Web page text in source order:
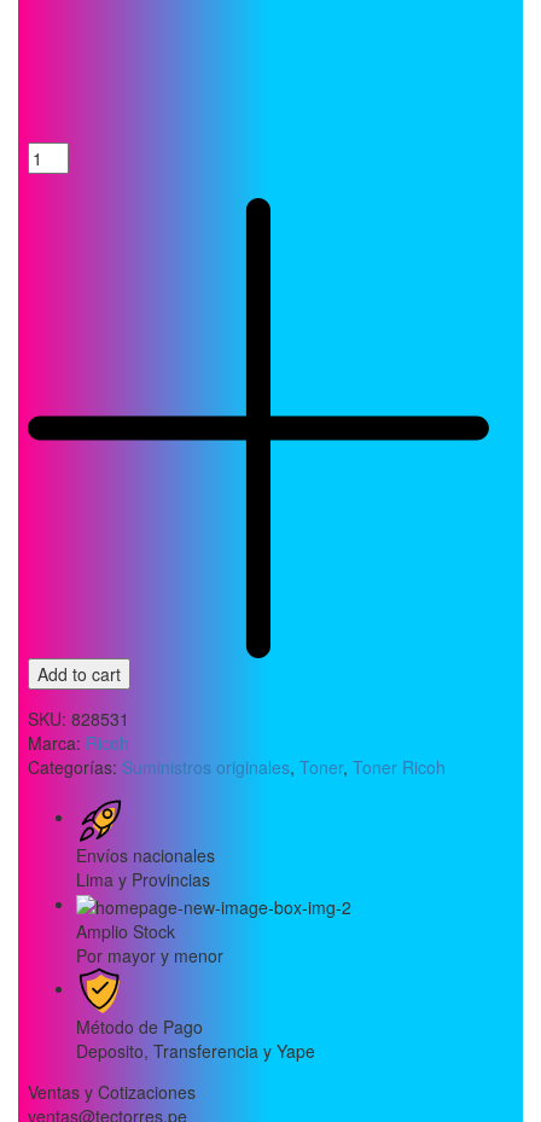
Add to cart
SKU:828531
Marca: Ricoh
Categorías: Suministros originales,Toner,Toner Ricoh
Envíos nacionales
Lima y Provincias
Amplio Stock
Por mayor y menor
Método de Pago
Deposito, Transferencia y Yape
Ventas y Cotizaciones
ventas@tectorres.pe